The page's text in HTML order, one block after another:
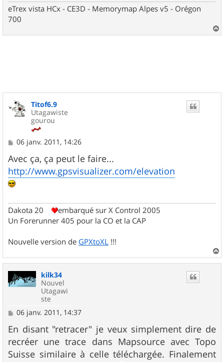
eTrex vista HCx - CE3D - Memorymap Alpes v5 - Orégon
700
a
Titof6.9
Utagawiste
gourou
M
s
s
a
g
e
06 janv. 2011, 14:26
Avec ça, ça peut le faire...
http://www.gpsvisualizer.com/elevation
Dakota 20
embarqué sur X Control 2005
Un Forerunner 405 pour la CO et la CAP
Nouvelle version de GPXtoXL !!!
a
kilk34
Nouvel
Utagawi
ste
M
s
s
a
g
e
06 janv. 2011, 14:37
En disant "retracer" je veux simplement dire de
recréer une trace dans Mapsource avec Topo
Suisse similaire à celle téléchargée. Finalement